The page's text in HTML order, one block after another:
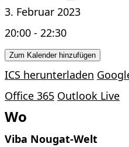
3. Februar 2023
20:00 - 22:30
Zum Kalender hinzufügen
ICS herunterladen
Office 365 Outlook Live
Wo
Viba Nougat-Welt